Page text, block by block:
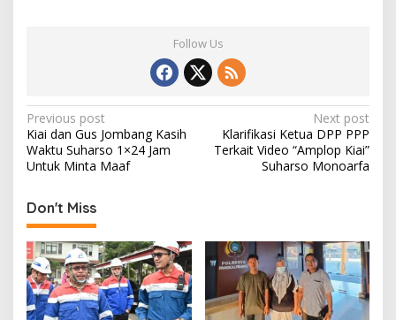
Follow Us
P
o
s
t
n
a
v
i
Previous post
Kiai dan Gus Jombang Kasih
Waktu Suharso 1×24 Jam
Untuk Minta Maaf
Next post
Klarifikasi Ketua DPP PPP
Terkait Video “Amplop Kiai”
Suharso Monoarfa
Don't Miss